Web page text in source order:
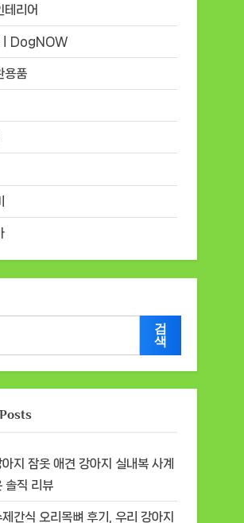
리어
ㅣDogNOW
용품
검
색
지 잠옷 애견 강아지 실내복 사계
솔직 리뷰
간식 오리목뼈 후기, 우리 강아지